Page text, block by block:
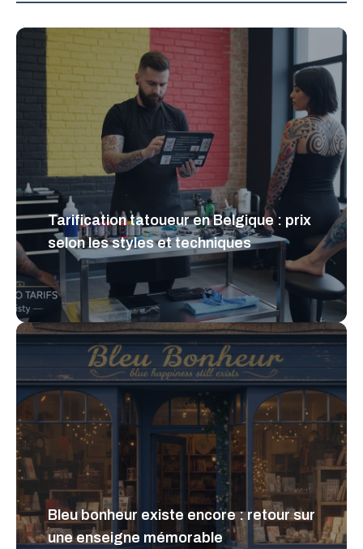
Tarification tatoueur en Belgique : prix
selon les styles et techniques
Bleu bonheur existe encore : retour sur
une enseigne mémorable